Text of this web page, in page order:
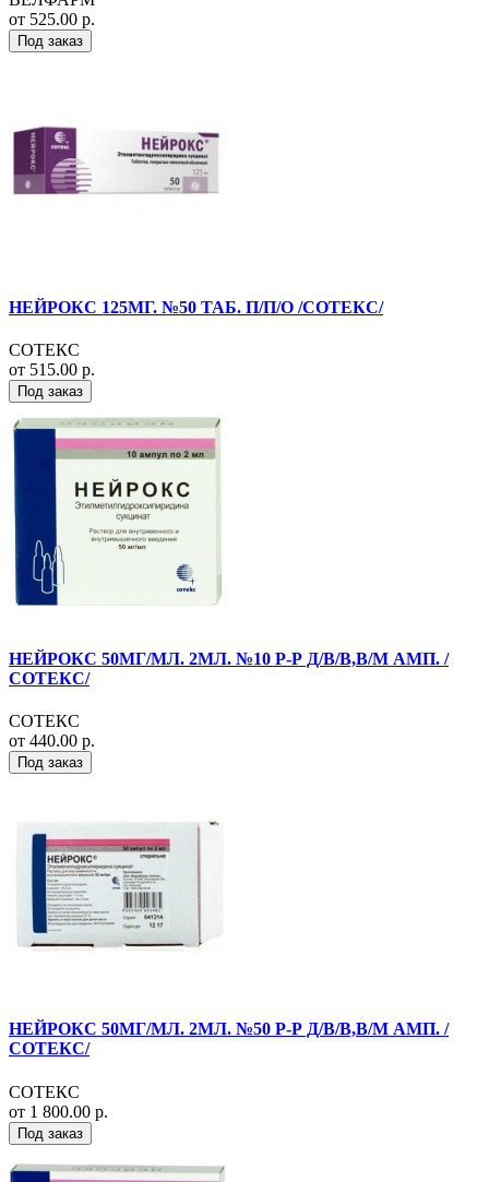
от 525.00 р.
Под заказ
НЕЙРОКС 125МГ. №50 ТАБ. П/П/О /СОТЕКС/
СОТЕКС
от 515.00 р.
Под заказ
НЕЙРОКС 50МГ/МЛ. 2МЛ. №10 Р-Р Д/В/В,В/М АМП. /
СОТЕКС/
СОТЕКС
от 440.00 р.
Под заказ
НЕЙРОКС 50МГ/МЛ. 2МЛ. №50 Р-Р Д/В/В,В/М АМП. /
СОТЕКС/
СОТЕКС
от 1 800.00 р.
Под заказ